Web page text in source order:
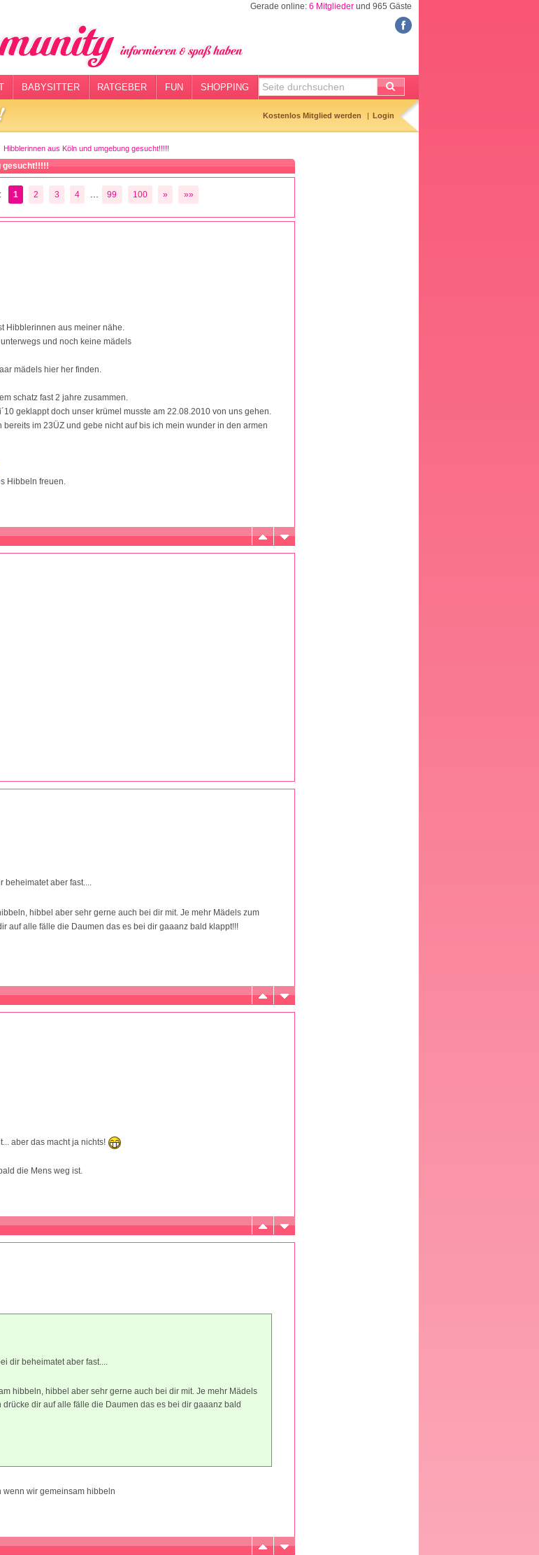
Gerade online: 6 Mitglieder und 965 Gäste
BABYSITTER RATGEBER FUN SHOPPING
Kostenlos Mitglied werden Login
Hibblerinnen aus Köln und umgebung gesucht!!!!!
gesucht!!!!!
1 2 3 4 99 100 » »»
Hibblerinnen aus meiner nähe.
und noch keine mädels
mädels hier her finden.
schatz fast 2 jahre zusammen.
geklappt doch unser krümel musste am 22.08.2010 von uns gehen.
im 23ÜZ und gebe nicht auf bis ich mein wunder in den armen
Hibbeln freuen.
beheimatet aber fast....
hibbel aber sehr gerne auch bei dir mit. Je mehr Mädels zum
auf alle fälle die Daumen das es bei dir gaaanz bald klappt!!!
aber das macht ja nichts!
die Mens weg ist.
dir beheimatet aber fast....
hibbeln, hibbel aber sehr gerne auch bei dir mit. Je mehr Mädels
drücke dir auf alle fälle die Daumen das es bei dir gaaanz bald
wenn wir gemeinsam hibbeln